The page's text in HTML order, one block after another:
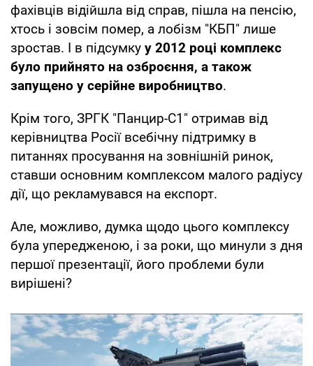
фахівців відійшла від справ, пішла на пенсію,
хтось і зовсім помер, а лобізм "КБП" лише
зростав. І в підсумку у 2012 році комплекс
було прийнято на озброєння, а також
запущено у серійне виробництво.
Крім того, ЗРГК "Панцир-С1" отримав від
керівництва Росії всебічну підтримку в
питаннях просування на зовнішній ринок,
ставши основним комплексом малого радіусу
дії, що рекламувався на експорт.
Але, можливо, думка щодо цього комплексу
була упередженою, і за роки, що минули з дня
першої презентації, його проблеми були
вирішені?